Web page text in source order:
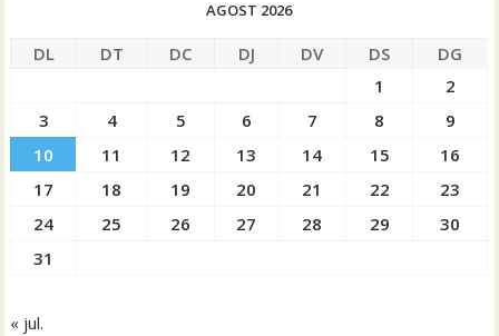
AGOST 2026
DL DT DC DJ DV DS
DG
1
2
3
4 5 6 7 8
9
10
11 12 13 14 15
16
17
18 19 20 21 22
23
24
25 26 27 28 29
30
31
« jul.